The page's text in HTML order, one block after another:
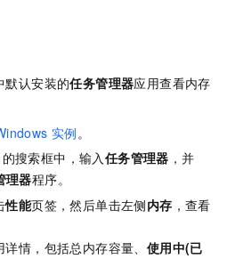
默认安装的任务管理器应用查看内存
实例。
搜索框中，输入任务管理器 ，并
理器程序。
性能页签，然后单击左侧内存 ，查看
情，包括总内存容量、 使用中(已